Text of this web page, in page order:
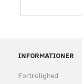
INFORMATIONER
Fortrolighed